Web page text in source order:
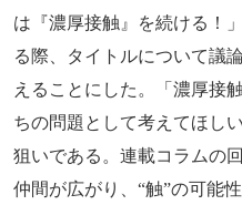
は『濃厚接触』を続ける！
る際、タイトルについて議
えることにした。「濃厚接
ちの問題として考えてほし
狙いである。連載コラムの
仲間が広がり、“触”の可能